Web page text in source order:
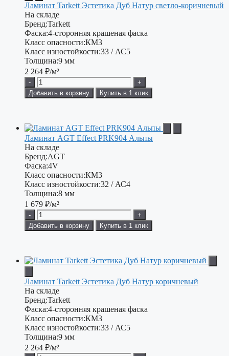
Ламинат Tarkett Эстетика Дуб Натур светло-коричневый
На складе
Бренд:Tarkett
Фаска:4-сторонняя крашеная фаска
Класс опасности:КМ3
Класс изностойкости:33 / АС5
Толщина:9 мм
2 264 ₽/м²
-
+
Добавить в корзину
Купить в 1 клик
Ламинат AGT Effect PRK904 Альпы
На складе
Бренд:AGT
Фаска:4V
Класс опасности:КМ3
Класс изностойкости:32 / АС4
Толщина:8 мм
1 679 ₽/м²
-
+
Добавить в корзину
Купить в 1 клик
Ламинат Tarkett Эстетика Дуб Натур коричневый
На складе
Бренд:Tarkett
Фаска:4-сторонняя крашеная фаска
Класс опасности:КМ3
Класс изностойкости:33 / АС5
Толщина:9 мм
2 264 ₽/м²